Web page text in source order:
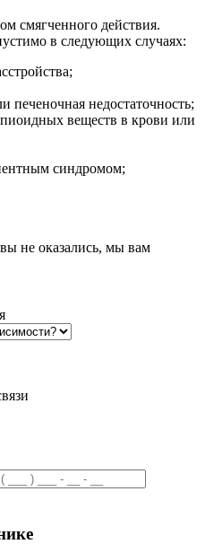
смягченного действия.
в следующих случаях:
печеночная недостаточность;
веществ в крови или
синдромом;
не оказались, мы вам